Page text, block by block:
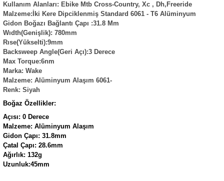
Kullanım Alanları: Ebike Mtb Cross-Country, Xc , Dh,Freeride
Malzeme:İki Kere Dipciklenmiş Standard 6061 - T6 Alüminyum
Gidon Boğazı Bağlantı Çapı :31.8 Mm
Wıdth(Genişlik): 780mm
Rıse(Yükselti):9mm
Backsweep Angle(Geri Açı):3 Derece
Max Torque:6nm
Marka: Wake
Malzeme: Alüminyum Alaşım 6061-
Renk: Siyah
Boğaz Özellikler:
Açısı: 0 Derece
Malzeme: Alüminyum Alaşım
Gidon Çapı: 31.8mm
Çatal Çapı: 28.6mm
Ağırlık: 132g
Uzunluk:45mm